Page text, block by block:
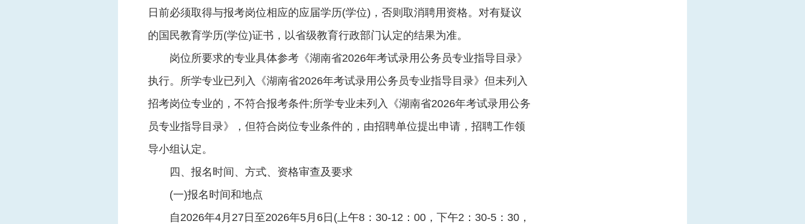
日前必须取得与报考岗位相应的应届学历(学位)，否则取消聘用资格。对有疑议
的国民教育学历(学位)证书，以省级教育行政部门认定的结果为准。
岗位所要求的专业具体参考《湖南省2026年考试录用公务员专业指导目录》
执行。所学专业已列入《湖南省2026年考试录用公务员专业指导目录》但未列入
招考岗位专业的，不符合报考条件;所学专业未列入《湖南省2026年考试录用公务
员专业指导目录》，但符合岗位专业条件的，由招聘单位提出申请，招聘工作领
导小组认定。
四、报名时间、方式、资格审查及要求
(一)报名时间和地点
自2026年4月27日至2026年5月6日(上午8：30-12：00，下午2：30-5：30，